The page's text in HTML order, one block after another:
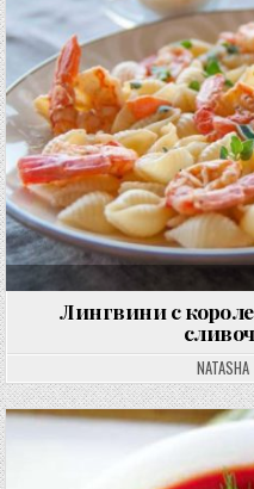
Лингвини с
NATASHA